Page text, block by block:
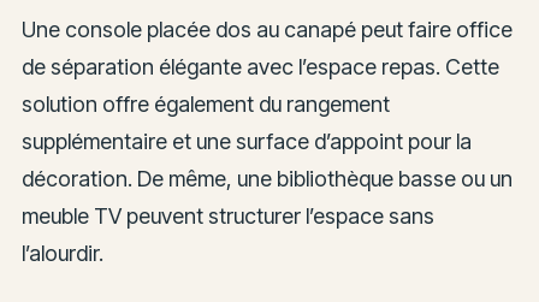
Une console placée dos au canapé peut faire office
de séparation élégante avec l’espace repas. Cette
solution offre également du rangement
supplémentaire et une surface d’appoint pour la
décoration. De même, une bibliothèque basse ou un
meuble TV peuvent structurer l’espace sans
l’alourdir.